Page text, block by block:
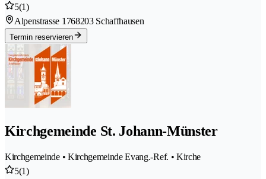
5(1)
Alpenstrasse 1768203 Schaffhausen
Termin reservieren
Kirchgemeinde St. Johann-Münster
Kirchgemeinde • Kirchgemeinde Evang.-Ref. • Kirche
5(1)